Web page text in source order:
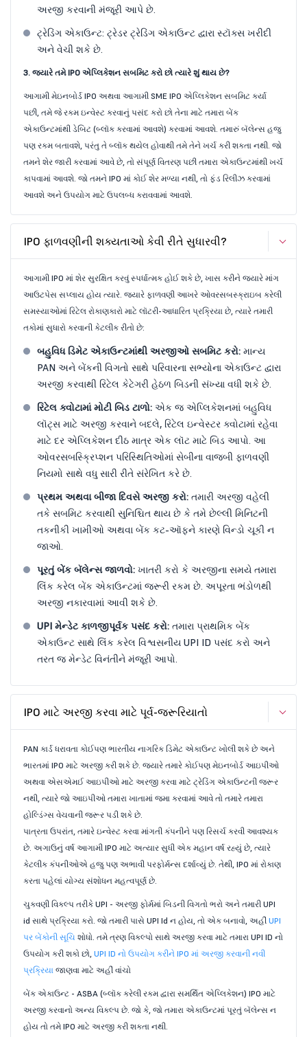
અરજી કરવાની મંજૂરી આપે છે.
ટ્રેડિંગ એકાઉન્ટ: ટ્રેડર ટ્રેડિંગ એકાઉન્ટ દ્વારા સ્ટૉક્સ ખરીદી
અને વેચી શકે છે.
3. જ્યારે તમે IPO એપ્લિકેશન સબમિટ કરો છો ત્યારે શું થાય છે?
આગામી મેઇનબોર્ડ IPO અથવા આગામી SME IPO એપ્લિકેશન સબમિટ કર્યા
પછી, તમે જે રકમ ઇન્વેસ્ટ કરવાનું પસંદ કરો છો તેના માટે તમારા બેંક
એકાઉન્ટમાંથી ડેબિટ (બ્લૉક કરવામાં આવશે) કરવામાં આવશે. તમારું બૅલેન્સ હજુ
પણ રકમ બતાવશે, પરંતુ તે બ્લૉક થયેલ હોવાથી તમે તેને ખર્ચ કરી શકતા નથી. જો
તમને શેર જારી કરવામાં આવે છે, તો સંપૂર્ણ વિતરણ પછી તમારા એકાઉન્ટમાંથી ખર્ચ
કાપવામાં આવશે. જો તમને IPO માં કોઈ શેર મળ્યા નથી, તો ફંડ રિલીઝ કરવામાં
આવશે અને ઉપયોગ માટે ઉપલબ્ધ કરાવવામાં આવશે.
IPO ફાળવણીની શક્યતાઓ કેવી રીતે સુધારવી?
આગામી IPO માં શેર સુરક્ષિત કરવું સ્પર્ધાત્મક હોઈ શકે છે, ખાસ કરીને જ્યારે માંગ
આઉટપેસ સપ્લાય હોય ત્યારે. જ્યારે ફાળવણી આખરે ઓવરસબસ્ક્રાઇબ કરેલી
સમસ્યાઓમાં રિટેલ રોકાણકારો માટે લૉટરી-આધારિત પ્રક્રિયા છે, ત્યારે તમારી
તકોમાં સુધારો કરવાની કેટલીક રીતો છે:
બહુવિધ ડિમેટ એકાઉન્ટમાંથી અરજીઓ સબમિટ કરો: માન્ય
PAN અને બેંકની વિગતો સાથે પરિવારના સભ્યોના એકાઉન્ટ દ્વારા
અરજી કરવાથી રિટેલ કેટેગરી હેઠળ બિડની સંખ્યા વધી શકે છે.
રિટેલ ક્વોટામાં મોટી બિડ ટાળો: એક જ એપ્લિકેશનમાં બહુવિધ
લૉટ્સ માટે અરજી કરવાને બદલે, રિટેલ ઇન્વેસ્ટર ક્વોટામાં રહેવા
માટે દર એપ્લિકેશન દીઠ માત્ર એક લૉટ માટે બિડ આપો. આ
ઓવરસબસ્ક્રિપ્શન પરિસ્થિતિઓમાં સેબીના વાજબી ફાળવણી
નિયમો સાથે વધુ સારી રીતે સંરેખિત કરે છે.
પ્રથમ અથવા બીજા દિવસે અરજી કરો: તમારી અરજી વહેલી
તકે સબમિટ કરવાથી સુનિશ્ચિત થાય છે કે તમે છેલ્લી મિનિટની
તકનીકી ખામીઓ અથવા બેંક કટ-ઑફને કારણે વિન્ડો ચૂકી ન
જાઓ.
પૂરતું બેંક બૅલેન્સ જાળવો: ખાતરી કરો કે અરજીના સમયે તમારા
લિંક કરેલ બેંક એકાઉન્ટમાં જરૂરી રકમ છે. અપૂરતા ભંડોળથી
અરજી નકારવામાં આવી શકે છે.
UPI મેન્ડેટ કાળજીપૂર્વક પસંદ કરો: તમારા પ્રાથમિક બેંક
એકાઉન્ટ સાથે લિંક કરેલ વિશ્વસનીય UPI ID પસંદ કરો અને
તરત જ મેન્ડેટ વિનંતીને મંજૂરી આપો.
IPO માટે અરજી કરવા માટે પૂર્વ-જરૂરિયાતો
PAN કાર્ડ ધરાવતા કોઈપણ ભારતીય નાગરિક ડિમેટ એકાઉન્ટ ખોલી શકે છે અને
ભારતમાં IPO માટે અરજી કરી શકે છે. જ્યારે તમારે કોઈપણ મેઇનબોર્ડ આઇપીઓ
અથવા એસએમઈ આઇપીઓ માટે અરજી કરવા માટે ટ્રેડિંગ એકાઉન્ટની જરૂર
નથી, ત્યારે જો આઇપીઓ તમારા ખાતામાં જમા કરવામાં આવે તો તમારે તમારા
હોલ્ડિંગ્સ વેચવાની જરૂર પડી શકે છે.
પાત્રતા ઉપરાંત, તમારે ઇન્વેસ્ટ કરવા માંગતી કંપનીને પણ રિસર્ચ કરવી આવશ્યક
છે. અગાઉનું વર્ષ આગામી IPO માટે અત્યાર સુધી એક મહાન વર્ષ રહ્યું છે, ત્યારે
કેટલીક કંપનીઓએ હજુ પણ અભાવી પરફોર્મન્સ દર્શાવ્યું છે. તેથી, IPO માં રોકાણ
કરતા પહેલાં યોગ્ય સંશોધન મહત્વપૂર્ણ છે.
ચુકવણી વિકલ્પ તરીકે UPI - અરજી ફોર્મમાં બિડની વિગતો ભરો અને તમારી UPI
id સાથે પ્રક્રિયા કરો. જો તમારી પાસે UPI Id ન હોય, તો એક બનાવો, અહીં UPI
પર બેંકોની સૂચિ શોધો. તમે ત્રણ વિકલ્પો સાથે અરજી કરવા માટે તમારા UPI ID નો
ઉપયોગ કરી શકો છો, UPI ID નો ઉપયોગ કરીને IPO માં અરજી કરવાની નવી
પ્રક્રિયા જાણવા માટે અહીં વાંચો
બેંક એકાઉન્ટ - ASBA (બ્લૉક કરેલી રકમ દ્વારા સમર્થિત એપ્લિકેશન) IPO માટે
અરજી કરવાનો અન્ય વિકલ્પ છે. જો કે, જો તમારા એકાઉન્ટમાં પૂરતું બૅલેન્સ ન
હોય તો તમે IPO માટે અરજી કરી શકતા નથી.